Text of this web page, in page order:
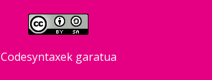
Codesyntaxek garatua